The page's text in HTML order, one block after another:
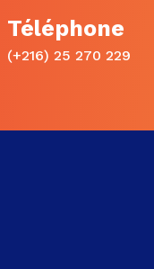
Téléphone
(+216) 25 270 229